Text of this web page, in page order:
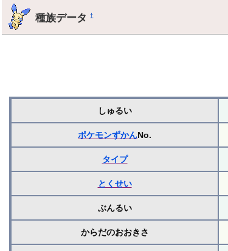
種族データ†
しゅるい
ポケモンずかんNo.
タイプ
とくせい
ぶんるい
からだのおおきさ